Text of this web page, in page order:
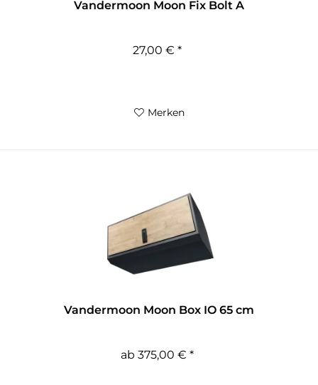
Vandermoon Moon Fix Bolt A
27,00 € *
Merken
Vandermoon Moon Box IO 65 cm
ab 375,00 € *